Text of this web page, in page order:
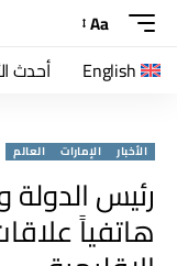
Aa
English أحدث
الأخبار الإمارات العالم
رئيس الدولة
هاتفياً